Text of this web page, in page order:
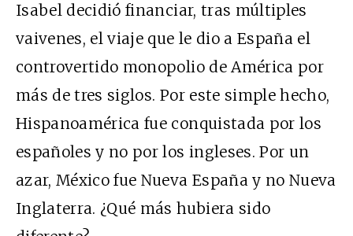
Isabel decidió financiar, tras múltiples
vaivenes, el viaje que le dio a España el
controvertido monopolio de América por
más de tres siglos. Por este simple hecho,
Hispanoamérica fue conquistada por los
españoles y no por los ingleses. Por un
azar, México fue Nueva España y no Nueva
Inglaterra. ¿Qué más hubiera sido